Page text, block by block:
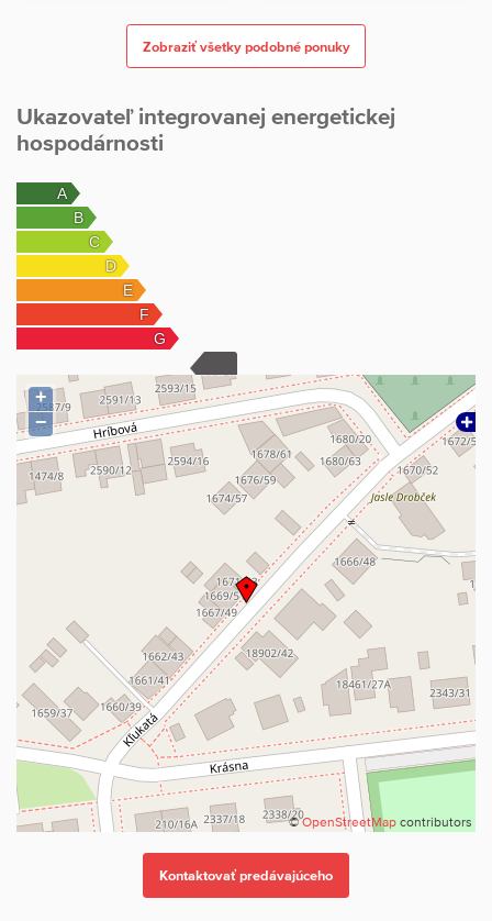
Zobraziť všetky podobné ponuky
Ukazovateľ integrovanej energetickej
hospodárnosti
+
−
©OpenStreetMap contributors